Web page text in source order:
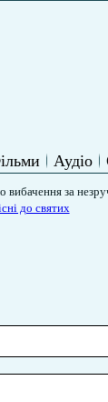
Аудіо
за
до святих